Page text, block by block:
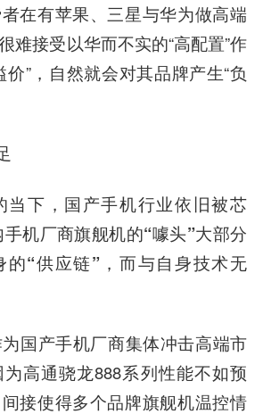
在有苹果、三星与华为做高端
难接受以华而不实的“高配置”作
价”，自然就会对其品牌产生“负
当下，国产手机行业依旧被芯
手机厂商旗舰机的“噱头”大部分
的“供应链”，而与自身技术无
国产手机厂商集体冲击高端市
高通骁龙888系列性能不如预
接使得多个品牌旗舰机温控情